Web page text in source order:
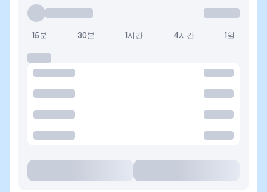
15분 30분 1시간 4시간 1일